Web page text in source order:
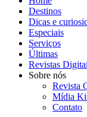
Destinos
Dicas e
Especiais
Serviços
Últimas
Revistas
Sobre nós
Revista
Mídia
Contato